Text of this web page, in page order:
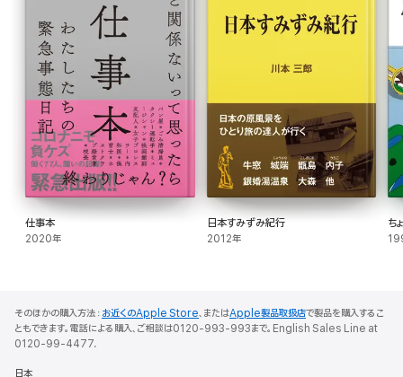
仕事本
2020年
日本すみずみ紀行
2012年
ち
そのほかの購入方法： お近くのApple Store、またはApple製品取扱店で製品を購入するこ
ともできます。電話による購入、ご相談は0120-993-993まで。English Sales Line at
0120-99-4477.
日本